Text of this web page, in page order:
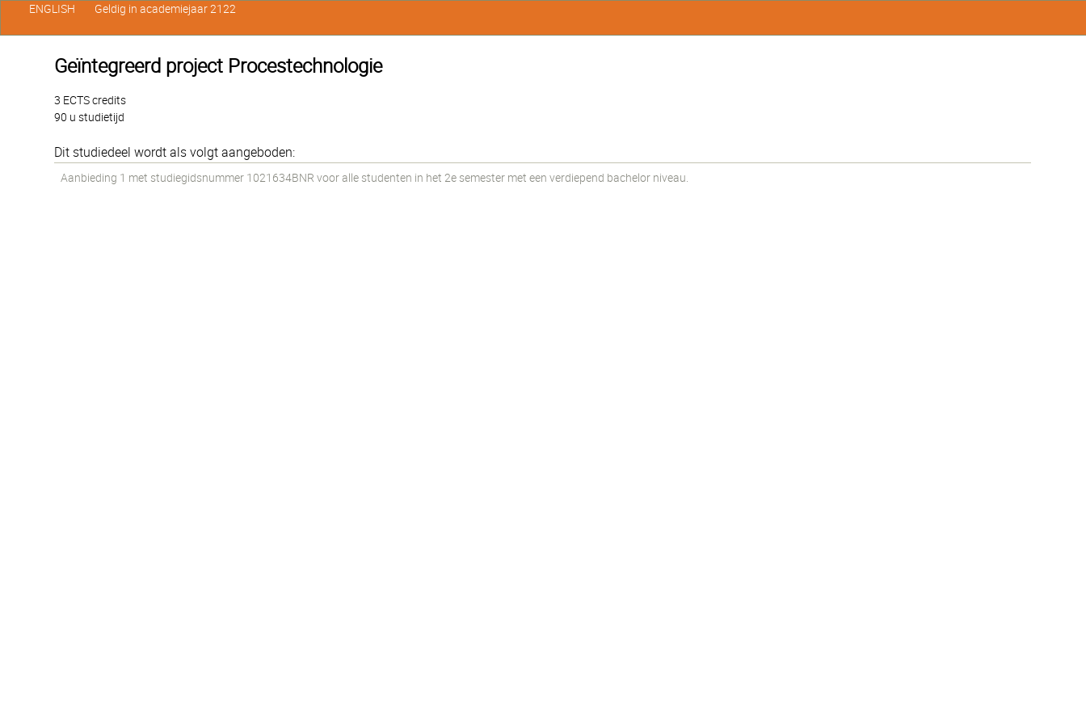
Geïntegreerd project Procestechnologie
3 ECTS credits
90 u studietijd
Dit studiedeel wordt als volgt aangeboden:
Aanbieding 1 met studiegidsnummer 1021634BNR voor alle studenten in het 2e semester met een verdiepend bachelor niveau.
ENGLISH Geldig in academiejaar 2122